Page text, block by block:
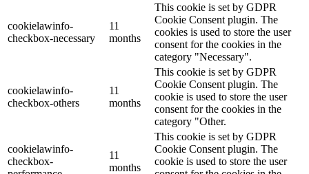
cookielawinfo-
checkbox-necessary
11
months
This cookie is set by GDPR
Cookie Consent plugin. The
cookies is used to store the user
consent for the cookies in the
category "Necessary".
cookielawinfo-
checkbox-others
11
months
This cookie is set by GDPR
Cookie Consent plugin. The
cookie is used to store the user
consent for the cookies in the
category "Other.
cookielawinfo-
checkbox-
11
months
This cookie is set by GDPR
Cookie Consent plugin. The
cookie is used to store the user